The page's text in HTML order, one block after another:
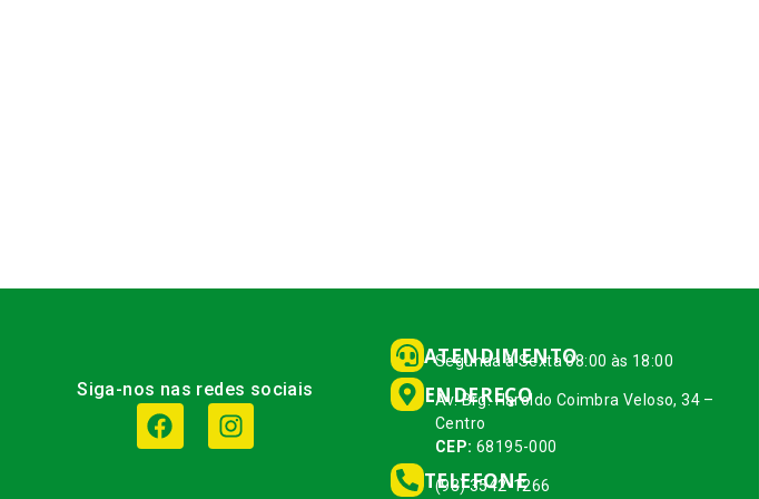
Siga-nos nas redes sociais
ATENDIMENTO
Segunda à Sexta 08:00 às 18:00
ENDEREÇO
Av. Brg. Haroldo Coimbra Veloso, 34 –
Centro
CEP: 68195-000
TELEFONE
(93) 3542-1266